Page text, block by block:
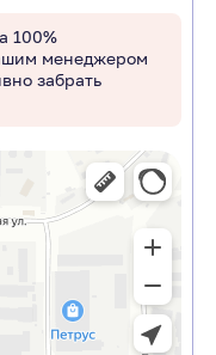
100%
менеджером
забрать